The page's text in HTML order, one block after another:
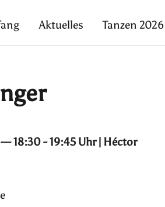
Aktuelles Tanzen 2026
18:30 - 19:45 Uhr | Héctor